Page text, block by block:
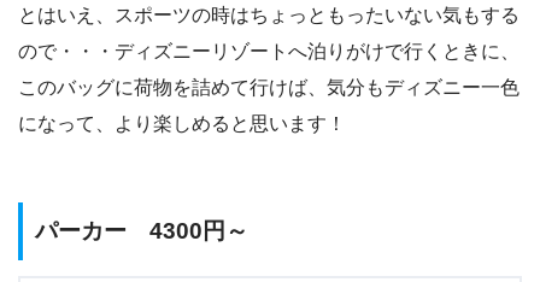
とはいえ、スポーツの時はちょっともったいない気もする
ので・・・ディズニーリゾートへ泊りがけで行くときに、
このバッグに荷物を詰めて行けば、気分もディズニー一色
になって、より楽しめると思います！
パーカー 4300円～